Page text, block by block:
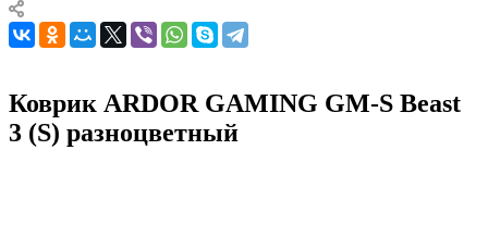
Коврик ARDOR GAMING GM-S Beast
3 (S) разноцветный